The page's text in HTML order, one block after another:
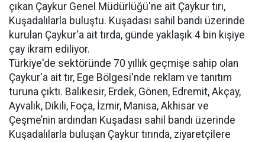
çıkan Çaykur Genel Müdürlüğü'ne ait Çaykur tırı,
Kuşadalılarla buluştu. Kuşadası sahil bandı üzerinde
kurulan Çaykur'a ait tırda, günde yaklaşık 4 bin kişiye
çay ikram ediliyor.
Türkiye'de sektöründe 70 yıllık geçmişe sahip olan
Çaykur'a ait tır, Ege Bölgesi'nde reklam ve tanıtım
turuna çıktı. Balıkesir, Erdek, Gönen, Edremit, Akçay,
Ayvalık, Dikili, Foça, İzmir, Manisa, Akhisar ve
Çeşme’nin ardından Kuşadası sahil bandı üzerinde
Kuşadalılarla buluşan Çaykur tırında, ziyaretçilere